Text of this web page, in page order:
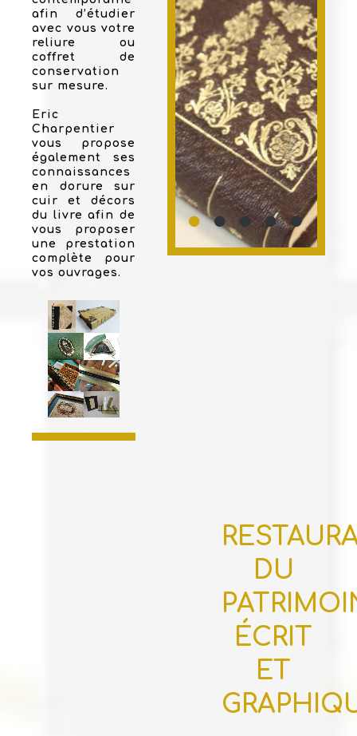
afin d’étudier
avec vous votre
reliure ou
coffret de
conservation
sur mesure.
Eric
Charpentier
vous propose
également ses
connaissances
en dorure sur
cuir et décors
du livre afin de
vous proposer
une prestation
complète pour
vos ouvrages.
DU
ÉCRIT
ET